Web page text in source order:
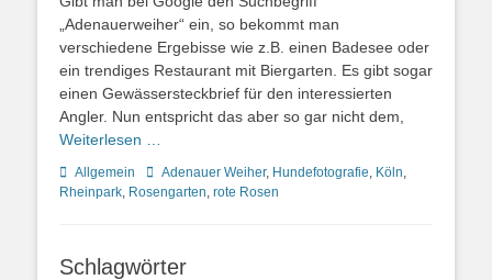
„Adenauerweiher“ ein, so bekommt man
verschiedene Ergebisse wie z.B. einen Badesee oder
ein trendiges Restaurant mit Biergarten. Es gibt sogar
einen Gewässersteckbrief für den interessierten
Angler. Nun entspricht das aber so gar nicht dem,
Weiterlesen …
Kategorien
Allgemein Schlagworte
Adenauer Weiher, Hundefotografie, Köln,
Rheinpark, Rosengarten, rote Rosen
Schlagwörter